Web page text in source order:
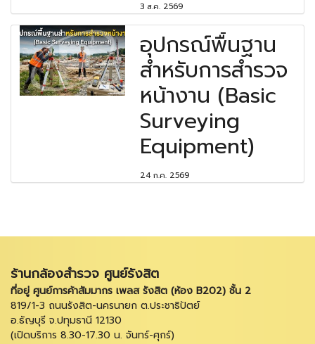
3 ส.ค. 2569
อุปกรณ์พื้นฐาน
สำหรับการสำรวจ
หน้างาน (Basic
Surveying
Equipment)
24 ก.ค. 2569
ร้านกล้องสำรวจ ศูนย์รังสิต
ที่อยู่ ศูนย์การค้าสัมมากร เพลส รังสิต (ห้อง B202) ชั้น 2
819/1-3 ถนนรังสิต-นครนายก ต.ประชาธิปัตย์
อ.ธัญบุรี จ.ปทุมธานี 12130
(เปิดบริการ 8.30-17.30 น. จันทร์-ศุกร์)